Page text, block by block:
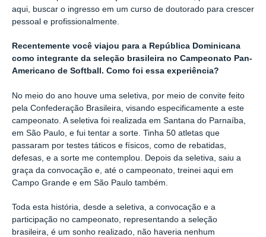
aqui, buscar o ingresso em um curso de doutorado para crescer
pessoal e profissionalmente.
Recentemente você viajou para a República Dominicana
como integrante da seleção brasileira no Campeonato Pan-
Americano de Softball. Como foi essa experiência?
No meio do ano houve uma seletiva, por meio de convite feito
pela Confederação Brasileira, visando especificamente a este
campeonato. A seletiva foi realizada em Santana do Parnaíba,
em São Paulo, e fui tentar a sorte. Tinha 50 atletas que
passaram por testes táticos e físicos, como de rebatidas,
defesas, e a sorte me contemplou. Depois da seletiva, saiu a
graça da convocação e, até o campeonato, treinei aqui em
Campo Grande e em São Paulo também.
Toda esta história, desde a seletiva, a convocação e a
participação no campeonato, representando a seleção
brasileira, é um sonho realizado, não haveria nenhum